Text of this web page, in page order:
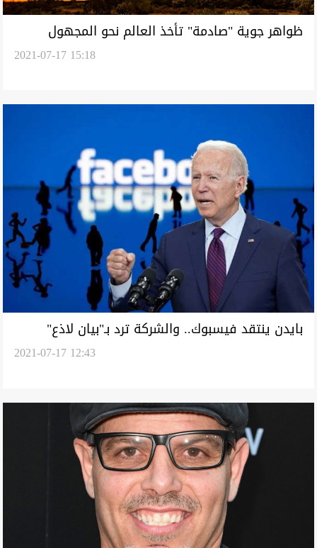
ظواهر جوية "صادمة" تأخذ العالم نحو المجهول
2021-07-17 15:18
بايدن ينتقد فيسبوك.. والشركة ترد بـ"بيان لاذع"
2021-07-17 12:43